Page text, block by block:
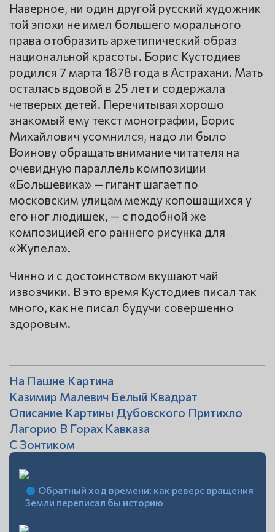
Наверное, ни один другой русский художник
той эпохи не имел большего морального
права отобразить архетипический образ
национальной красоты. Борис Кустодиев
родился 7 марта 1878 года в Астрахани. Мать
осталась вдовой в 25 лет и содержала
четверых детей. Перечитывая хорошо
знакомый ему текст монографии, Борис
Михайлович усомнился, надо ли было
Воинову обращать внимание читателя на
очевидную параллель композиции
«Большевика» — гигант шагает по
московским улицам между копошащихся у
его ног людишек, — с подобной же
композицией его раннего рисунка для
«Жупела».
Чинно и с достоинством вкушают чай
извозчики. В это время Кустодиев писал так
много, как не писал будучи совершенно
здоровым.
На Пашне Картина
Казимир Малевич Белый Квадрат
Описание Картины Дубовского Притихло
Лагорио В Горах Кавказа
С Зонтиком
Обратный ход времени: как реверс вращения
Земли переписал бы историю